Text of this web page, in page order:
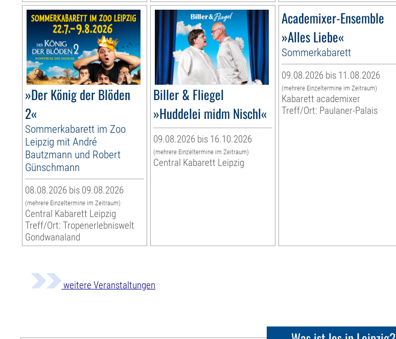
»Der König der Blöden
2«
Sommerkabarett im Zoo
Leipzig mit André
Bautzmann und Robert
Günschmann
08.08.2026 bis 09.08.2026
(mehrere Einzeltermine im Zeitraum)
Central Kabarett Leipzig
Treff/Ort: Tropenerlebniswelt
Gondwanaland
Biller & Fliegel
»Huddelei midm Nischl«
09.08.2026 bis 16.10.2026
(mehrere Einzeltermine im Zeitraum)
Central Kabarett Leipzig
Academixer-Ensemble
»Alles Liebe«
Sommerkabarett
09.08.2026 bis 11.08.2026
(mehrere Einzeltermine im Zeitraum)
Kabarett academixer
Treff/Ort: Paulaner-Palais
weitere Veranstaltungen